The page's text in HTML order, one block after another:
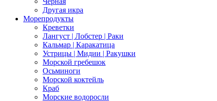
Другая икра
Морепродукты
Креветки
Лангуст | Лобстер | Раки
Кальмар | Каракатица
Устрицы | Мидии | Ракушки
Морской гребешок
Осьминоги
Морской коктейль
Краб
Морские водоросли